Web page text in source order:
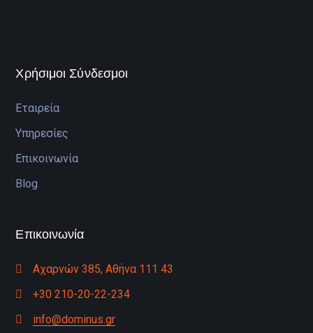
Χρήσιμοι Σύνδεσμοι
Εταιρεία
Υπηρεσίες
Επικοινωνία
Blog
Επικοινωνία
Αχαρνών 385, Αθήνα 111 43
+30 210-20-22-234
info@dominus.gr